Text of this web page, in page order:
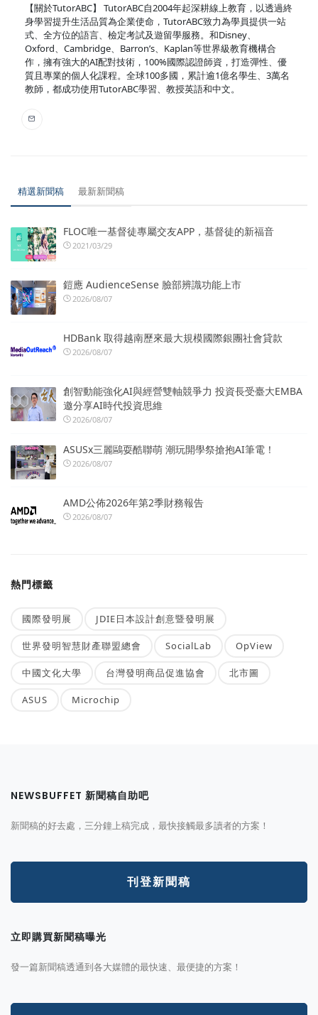
【關於TutorABC】 TutorABC自2004年起深耕線上教育，以透過終
身學習提升生活品質為企業使命，TutorABC致力為學員提供一站
式、全方位的語言、檢定考試及遊留學服務。和Disney、
Oxford、Cambridge、Barron’s、Kaplan等世界級教育機構合
作，擁有強大的AI配對技術，100%國際認證師資，打造彈性、優
質且專業的個人化課程。全球100多國，累計逾1億名學生、3萬名
教師，都成功使用TutorABC學習、教授英語和中文。
精選新聞稿 最新新聞稿
FLOC唯一基督徒專屬交友APP，基督徒的新福音
2021/03/29
鎧應 AudienceSense 臉部辨識功能上市
2026/08/07
HDBank 取得越南歷來最大規模國際銀團社會貸款
2026/08/07
創智動能強化AI與經營雙軸競爭力 投資長受臺大EMBA
邀分享AI時代投資思維
2026/08/07
ASUSx三麗鷗耍酷聯萌 潮玩開學祭搶抱AI筆電！
2026/08/07
AMD公佈2026年第2季財務報告
2026/08/07
熱門標籤
國際發明展 JDIE日本設計創意暨發明展
世界發明智慧財產聯盟總會 SocialLab OpView
中國文化大學 台灣發明商品促進協會 北市圖
ASUS Microchip
NEWSBUFFET 新聞稿自助吧
新聞稿的好去處，三分鐘上稿完成，最快接觸最多讀者的方案！
刊登新聞稿
立即購買新聞稿曝光
發一篇新聞稿透通到各大媒體的最快速、最便捷的方案！